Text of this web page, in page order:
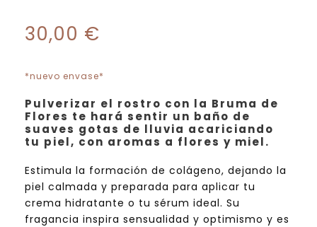
30,00 €
*nuevo envase*
Pulverizar el rostro con la Bruma de
Flores te hará sentir un baño de
suaves gotas de lluvia acariciando
tu piel, con aromas a flores y miel.
Estimula la formación de colágeno, dejando la
piel calmada y preparada para aplicar tu
crema hidratante o tu sérum ideal. Su
fragancia inspira sensualidad y optimismo y es